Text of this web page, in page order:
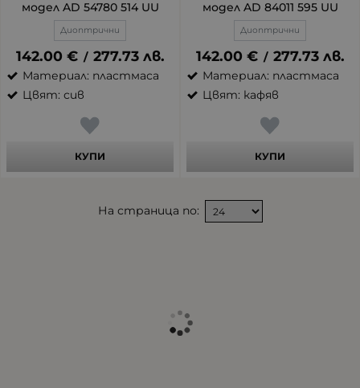
модел AD 54780 514 UU
Диоптрични
142.00 € / 277.73 лв.
Материал: пластмаса
Цвят: сив
КУПИ
модел AD 84011 595 UU
Диоптрични
142.00 € / 277.73 лв.
Материал: пластмаса
Цвят: кафяв
КУПИ
На страница по: